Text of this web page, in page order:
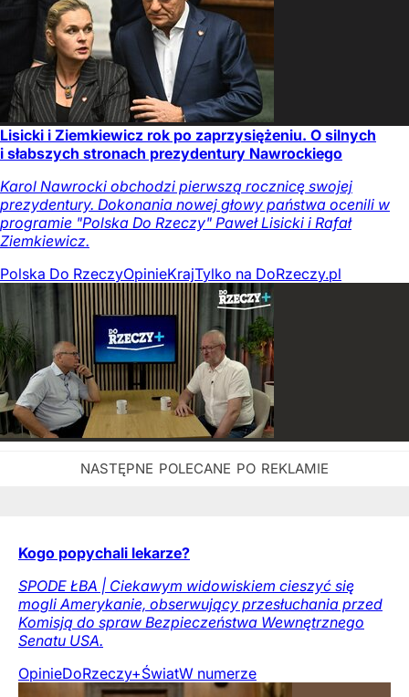
Lisicki i Ziemkiewicz rok po zaprzysiężeniu. O silnych
i słabszych stronach prezydentury Nawrockiego
Karol Nawrocki obchodzi pierwszą rocznicę swojej
prezydentury. Dokonania nowej głowy państwa ocenili w
programie "Polska Do Rzeczy" Paweł Lisicki i Rafał
Ziemkiewicz.
Polska Do RzeczyOpinieKrajTylko na DoRzeczy.pl
Kogo popychali lekarze?
SPODE ŁBA | Ciekawym widowiskiem cieszyć się
mogli Amerykanie, obserwujący przesłuchania przed
Komisją do spraw Bezpieczeństwa Wewnętrznego
Senatu USA.
OpinieDoRzeczy+ŚwiatW numerze